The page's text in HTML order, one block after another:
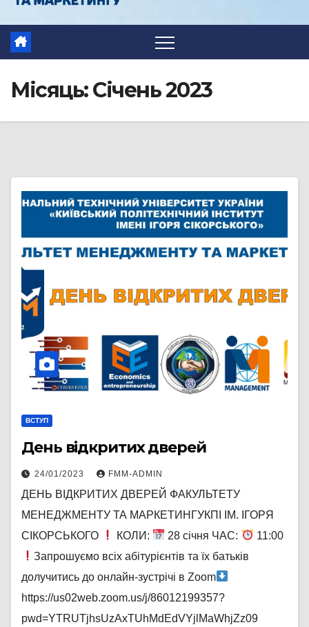
Місяць:Січень 2023
ВСТУП
День відкритих дверей
24/01/2023 FMM-ADMIN
ДЕНЬ ВІДКРИТИХ ДВЕРЕЙ ФАКУЛЬТЕТУ
МЕНЕДЖМЕНТУ ТА МАРКЕТИНГУКПІ ІМ. ІГОРЯ
СІКОРСЬКОГО
КОЛИ: 28 січня ЧАС:
11:00
Запрошуємо всіх абітурієнтів та їх батьків
долучитись до онлайн-зустрічі в Zoom
https://us02web.zoom.us/j/86012199357?
pwd=YTRUTjhsUzAxTUhMdEdVYjlMaWhjZz09